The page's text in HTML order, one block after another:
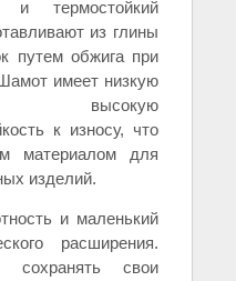
термостойкий
из глины
путем обжига при
имеет низкую
высокую
к износу, что
материалом для
изделий.
и маленький
расширения.
свои